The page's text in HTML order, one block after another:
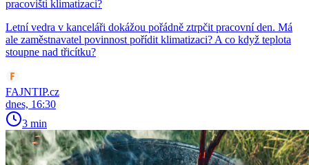
pracovišti klimatizaci?
Letní vedra v kanceláři dokážou pořádně ztrpčit pracovní den. Má
ale zaměstnavatel povinnost pořídit klimatizaci? A co když teplota
stoupne nad třicítku?
FAJNTIP.cz
dnes, 16:30
3 min